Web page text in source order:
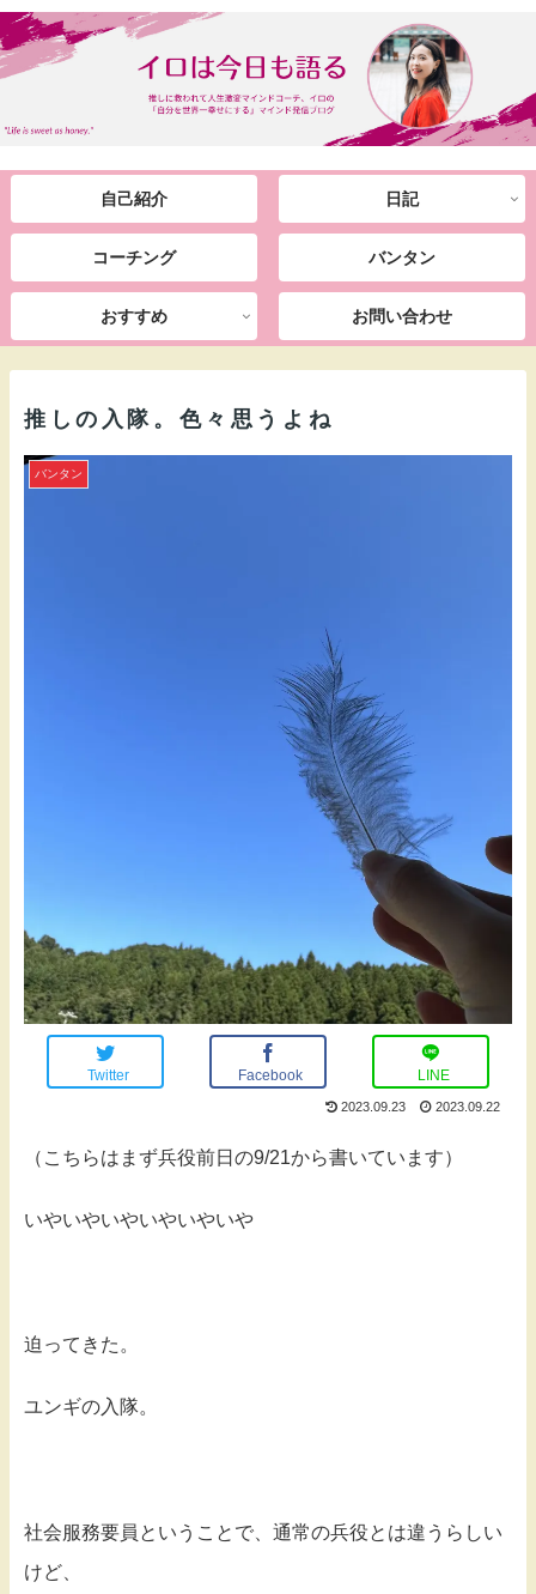
自己紹介 日記
コーチング バンタン
おすすめ お問い合わせ
推しの入隊。色々思うよね
バンタン
Twitter Facebook LINE
2023.09.23 2023.09.22
（こちらはまず兵役前日の9/21から書いています）
いやいやいやいやいやいや
迫ってきた。
ユンギの入隊。
社会服務要員ということで、通常の兵役とは違うらしい
けど、